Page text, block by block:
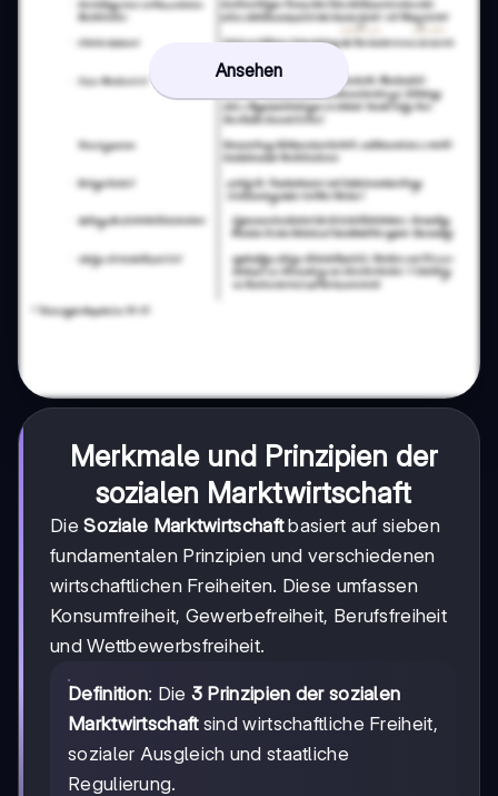
Ansehen
Merkmale und Prinzipien der
sozialen Marktwirtschaft
DieSoziale Marktwirtschaftbasiert auf sieben
fundamentalen Prinzipien und verschiedenen
wirtschaftlichen Freiheiten. Diese umfassen
Konsumfreiheit, Gewerbefreiheit, Berufsfreiheit
und Wettbewerbsfreiheit.
Definition: Die 3 Prinzipien der sozialen
Marktwirtschaftsind wirtschaftliche Freiheit,
sozialer Ausgleich und staatliche
Regulierung.